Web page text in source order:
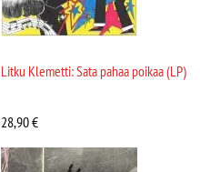
Litku Klemetti: Sata pahaa poikaa (LP)
28,90€